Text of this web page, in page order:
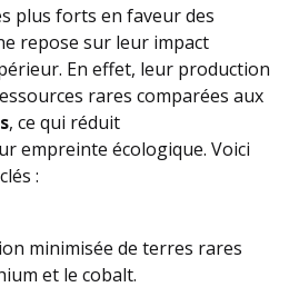
plus forts en faveur des
repose sur leur impact
En effet, leur production
rares comparées aux
, ce qui réduit
empreinte écologique. Voici
:
minimisée de terres rares
et le cobalt.